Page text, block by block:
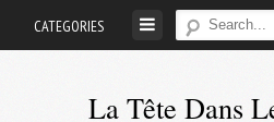
CATEGORIES
La Tête Dans